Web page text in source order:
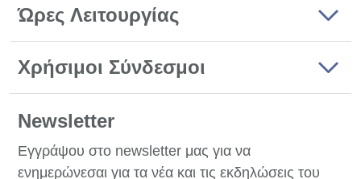
Ώρες Λειτουργίας
Χρήσιμοι Σύνδεσμοι
Newsletter
Εγγράψου στο newsletter μας για να
ενημερώνεσαι για τα νέα και τις εκδηλώσεις του